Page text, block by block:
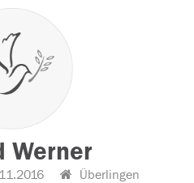
Werner
Überlingen